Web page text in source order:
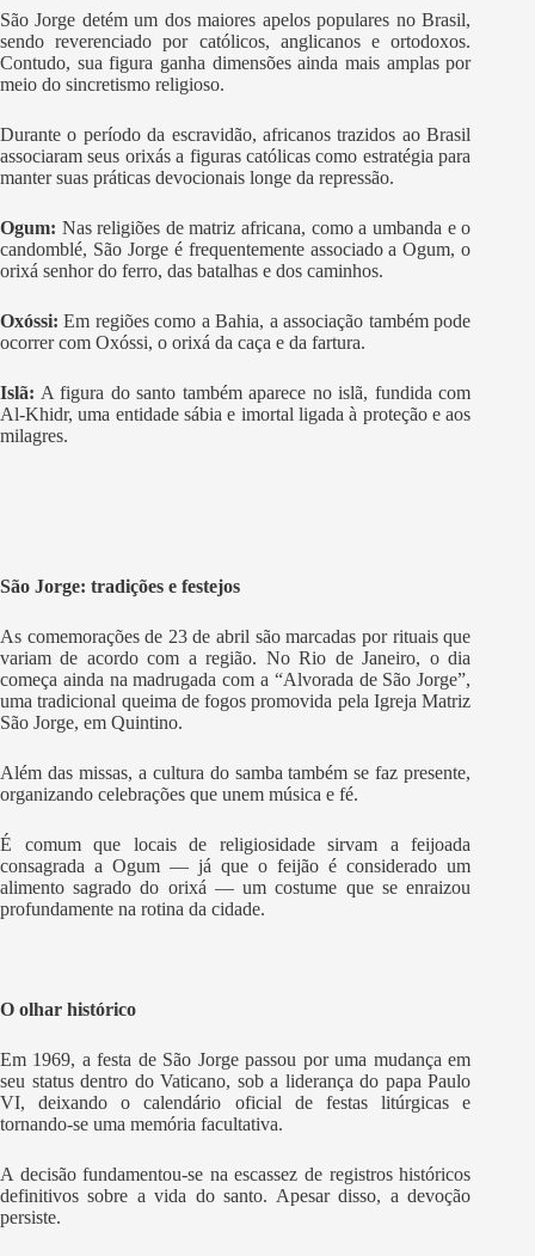
São Jorge detém um dos maiores apelos populares no Brasil,
sendo reverenciado por católicos, anglicanos e ortodoxos.
Contudo, sua figura ganha dimensões ainda mais amplas por
meio do sincretismo religioso.
Durante o período da escravidão, africanos trazidos ao Brasil
associaram seus orixás a figuras católicas como estratégia para
manter suas práticas devocionais longe da repressão.
Ogum: Nas religiões de matriz africana, como a umbanda e o
candomblé, São Jorge é frequentemente associado a Ogum, o
orixá senhor do ferro, das batalhas e dos caminhos.
Oxóssi: Em regiões como a Bahia, a associação também pode
ocorrer com Oxóssi, o orixá da caça e da fartura.
Islã: A figura do santo também aparece no islã, fundida com
Al-Khidr, uma entidade sábia e imortal ligada à proteção e aos
milagres.
São Jorge: tradições e festejos
As comemorações de 23 de abril são marcadas por rituais que
variam de acordo com a região. No Rio de Janeiro, o dia
começa ainda na madrugada com a “Alvorada de São Jorge”,
uma tradicional queima de fogos promovida pela Igreja Matriz
São Jorge, em Quintino.
Além das missas, a cultura do samba também se faz presente,
organizando celebrações que unem música e fé.
É comum que locais de religiosidade sirvam a feijoada
consagrada a Ogum — já que o feijão é considerado um
alimento sagrado do orixá — um costume que se enraizou
profundamente na rotina da cidade.
O olhar histórico
Em 1969, a festa de São Jorge passou por uma mudança em
seu status dentro do Vaticano, sob a liderança do papa Paulo
VI, deixando o calendário oficial de festas litúrgicas e
tornando-se uma memória facultativa.
A decisão fundamentou-se na escassez de registros históricos
definitivos sobre a vida do santo. Apesar disso, a devoção
persiste.